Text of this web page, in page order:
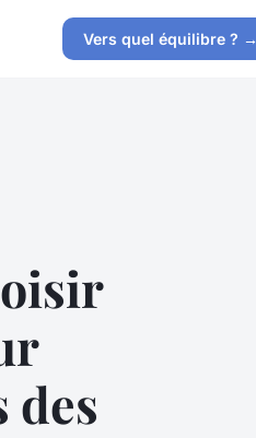
Vers quel équilibre ? →
des